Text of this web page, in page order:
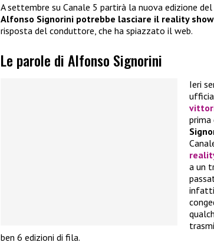
A settembre su Canale 5 partirà la nuova edizione del
Alfonso Signorini potrebbe lasciare il reality show
risposta del conduttore, che ha spiazzato il web.
Le parole di Alfonso Signorini
Ieri
prima
a un
infatti
ben 6 edizioni di fila.